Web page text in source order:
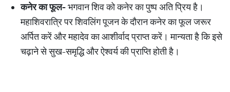
कनेरकाफूल-भगवान शिव को कनेर का पुष्प अति प्रिय है।
महाशिवरात्रि पर शिवलिंग पूजन के दौरान कनेर का फूल जरूर
अर्पित करें और महादेव का आशीर्वाद प्राप्त करें। मान्यता है कि इसे
चढ़ाने से सुख-समृद्धि और ऐश्वर्य की प्राप्ति होती है।